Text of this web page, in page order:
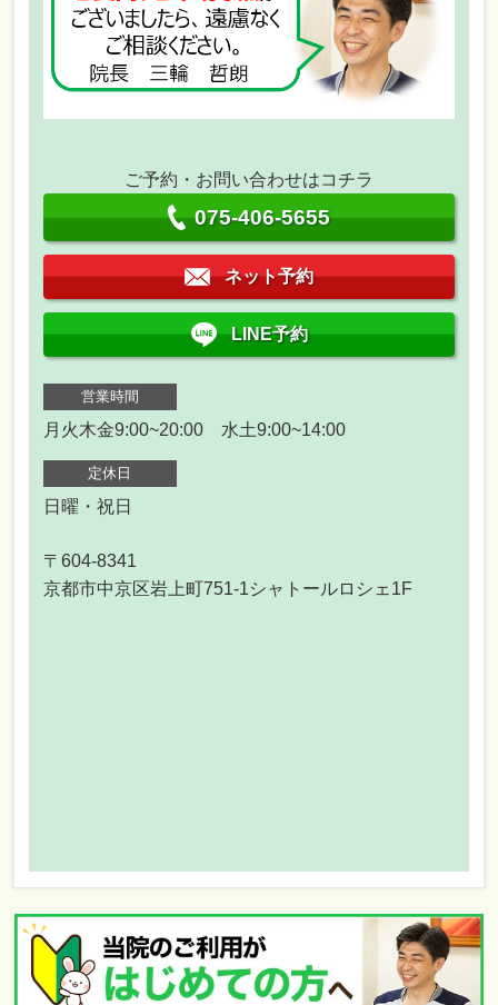
ご予約・お問い合わせはコチラ
075-406-5655
ネット予約
LINE予約
営業時間
月火木金9:00~20:00 水土9:00~14:00
定休日
日曜・祝日
〒604-8341
京都市中京区岩上町751-1シャトールロシェ1F